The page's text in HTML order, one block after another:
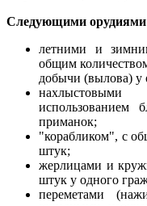
Следующими орудиями
летними и
общим
добычи (вылова) у
использованием
приманок;
"корабликом", с
штук;
жерлицами и
штук у одного
переметами